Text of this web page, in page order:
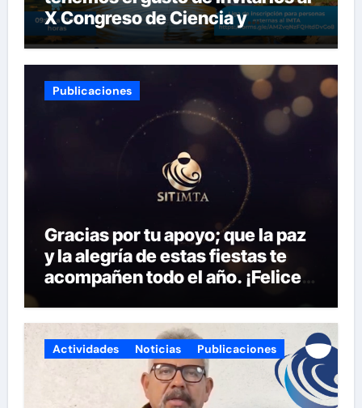
X Congreso de Ciencia y
Tecnología del SITIMTA. Si
gustan acompañarnos, dejamos
la liga para que se inscriban:
Publicaciones
Gracias por tu apoyo; que la paz
y la alegría de estas fiestas te
acompañen todo el año. ¡Felices
Actividades Noticias Publicaciones